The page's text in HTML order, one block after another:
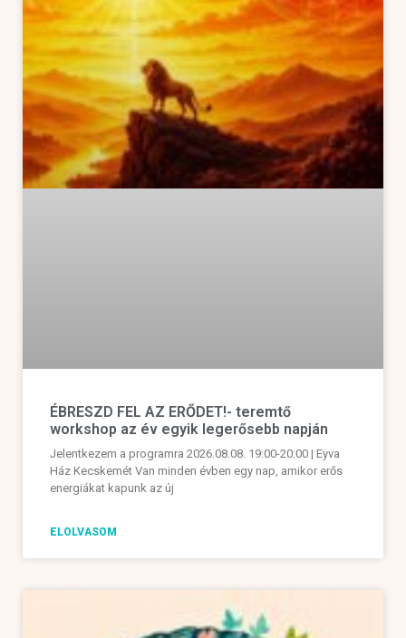
ÉBRESZD FEL AZ ERŐDET!- teremtő
workshop az év egyik legerősebb napján
Jelentkezem a programra 2026.08.08. 19:00-20:00 | Eyva
Ház Kecskemét Van minden évben egy nap, amikor erős
energiákat kapunk az új
ELOLVASOM